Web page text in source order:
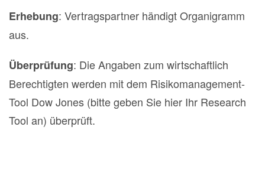
Erhebung: Vertragspartner händigt Organigramm
aus.
Überprüfung: Die Angaben zum wirtschaftlich
Berechtigten werden mit dem Risikomanagement-
Tool Dow Jones (bitte geben Sie hier Ihr Research
Tool an) überprüft.